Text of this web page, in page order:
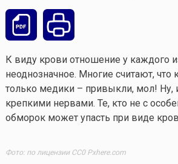
К виду крови отношение у каждого
неоднозначное. Многие считают, что
только медики – привыкли, мол! Ну,
крепкими нервами. Те, кто не с
обморок может упасть при виде
Фото: по лицензии CC0 Pxhere.com